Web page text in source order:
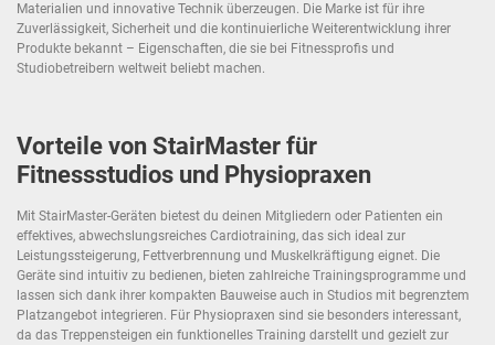
Materialien und innovative Technik überzeugen. Die Marke ist für ihre
Zuverlässigkeit, Sicherheit und die kontinuierliche Weiterentwicklung ihrer
Produkte bekannt – Eigenschaften, die sie bei Fitnessprofis und
Studiobetreibern weltweit beliebt machen.
Vorteile von StairMaster für
Fitnessstudios und Physiopraxen
Mit StairMaster-Geräten bietest du deinen Mitgliedern oder Patienten ein
effektives, abwechslungsreiches Cardiotraining, das sich ideal zur
Leistungssteigerung, Fettverbrennung und Muskelkräftigung eignet. Die
Geräte sind intuitiv zu bedienen, bieten zahlreiche Trainingsprogramme und
lassen sich dank ihrer kompakten Bauweise auch in Studios mit begrenztem
Platzangebot integrieren. Für Physiopraxen sind sie besonders interessant,
da das Treppensteigen ein funktionelles Training darstellt und gezielt zur